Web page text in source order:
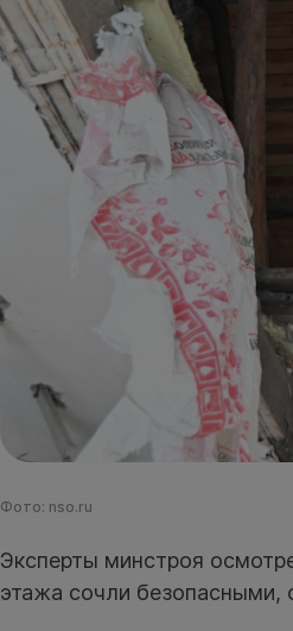
Фото: nso.ru
Эксперты минстроя
этажа сочли безопасными,